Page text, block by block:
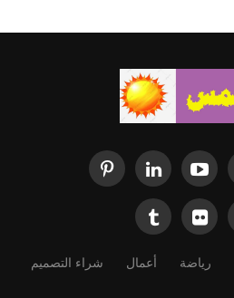
رياضة أعمال شراء التصميم